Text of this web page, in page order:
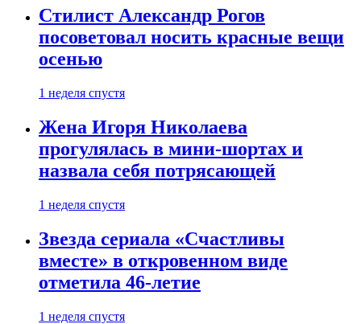
Стилист Александр Рогов
посоветовал носить красные вещи
осенью
1 неделя спустя
Жена Игоря Николаева
прогулялась в мини-шортах и
назвала себя потрясающей
1 неделя спустя
Звезда сериала «Счастливы
вместе» в откровенном виде
отметила 46-летие
1 неделя спустя